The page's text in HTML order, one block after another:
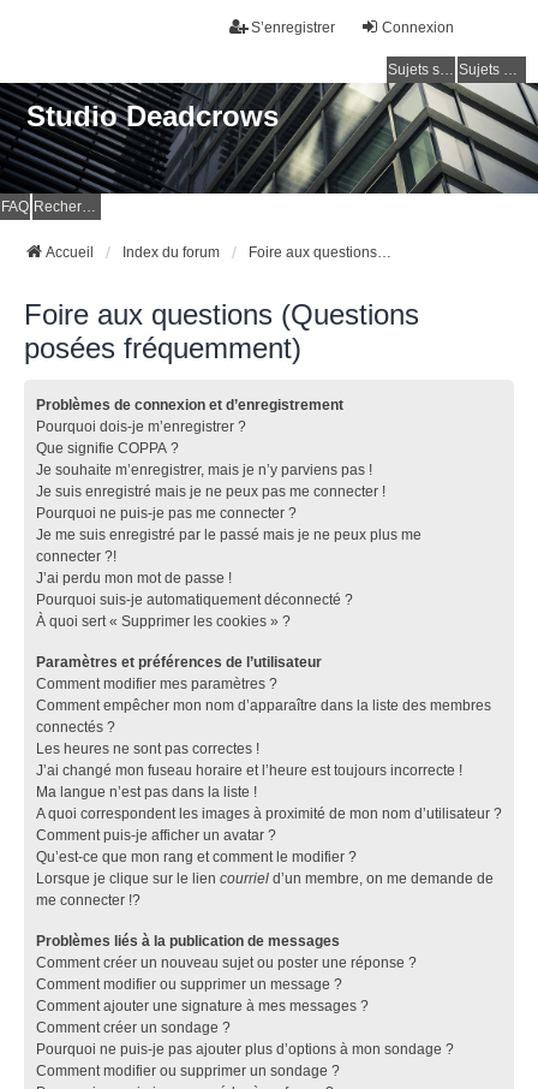
Connexion
S’enregistrer
Sujets sans réponse Sujets actifs
Studio Deadcrows
FAQ Rechercher
Accueil Index du forum Foire aux questions (Questions posées fréquemment)
Foire aux questions (Questions
posées fréquemment)
Problèmes de connexion et d’enregistrement
Pourquoi dois-je m’enregistrer ?
Que signifie COPPA ?
Je souhaite m’enregistrer, mais je n’y parviens pas !
Je suis enregistré mais je ne peux pas me connecter !
Pourquoi ne puis-je pas me connecter ?
Je me suis enregistré par le passé mais je ne peux plus me
connecter ?!
J’ai perdu mon mot de passe !
Pourquoi suis-je automatiquement déconnecté ?
À quoi sert « Supprimer les cookies » ?
Paramètres et préférences de l’utilisateur
Comment modifier mes paramètres ?
Comment empêcher mon nom d’apparaître dans la liste des membres
connectés ?
Les heures ne sont pas correctes !
J’ai changé mon fuseau horaire et l’heure est toujours incorrecte !
Ma langue n’est pas dans la liste !
A quoi correspondent les images à proximité de mon nom d’utilisateur ?
Comment puis-je afficher un avatar ?
Qu’est-ce que mon rang et comment le modifier ?
Lorsque je clique sur le lien courriel d’un membre, on me demande de
me connecter !?
Problèmes liés à la publication de messages
Comment créer un nouveau sujet ou poster une réponse ?
Comment modifier ou supprimer un message ?
Comment ajouter une signature à mes messages ?
Comment créer un sondage ?
Pourquoi ne puis-je pas ajouter plus d’options à mon sondage ?
Comment modifier ou supprimer un sondage ?